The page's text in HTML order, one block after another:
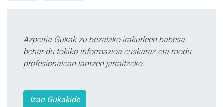
Azpeitia Gukak zu bezalako irakurleen babesa
behar du tokiko informazioa euskaraz eta modu
profesionalean lantzen jarraitzeko.
Izan Gukakide